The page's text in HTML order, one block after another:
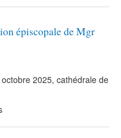
épiscopale de Mgr
2025, cathédrale de